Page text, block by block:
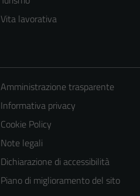
Vita lavorativa
Amministrazione trasparente
Informativa privacy
Cookie Policy
Note legali
Dichiarazione di accessibilità
Piano di miglioramento del sito